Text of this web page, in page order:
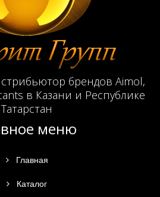
брендов Aimol,
в Казани и Республике
Татарстан
меню
Главная
Каталог